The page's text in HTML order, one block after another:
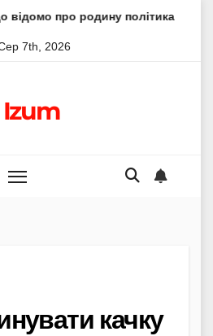
політика Молитва
7th, 2026
Izum
качку